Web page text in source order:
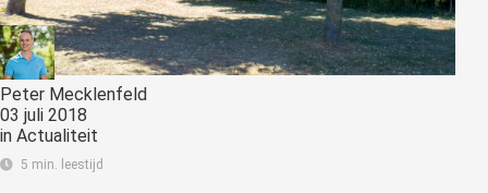
Peter Mecklenfeld
03 juli 2018
in Actualiteit
5 min. leestijd